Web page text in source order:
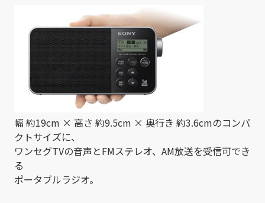
幅 約19cm × 高さ 約9.5cm × 奥行き 約3.6cmのコンパ
クトサイズに、
ワンセグTVの音声とFMステレオ、AM放送を受信可でき
る
ポータブルラジオ。